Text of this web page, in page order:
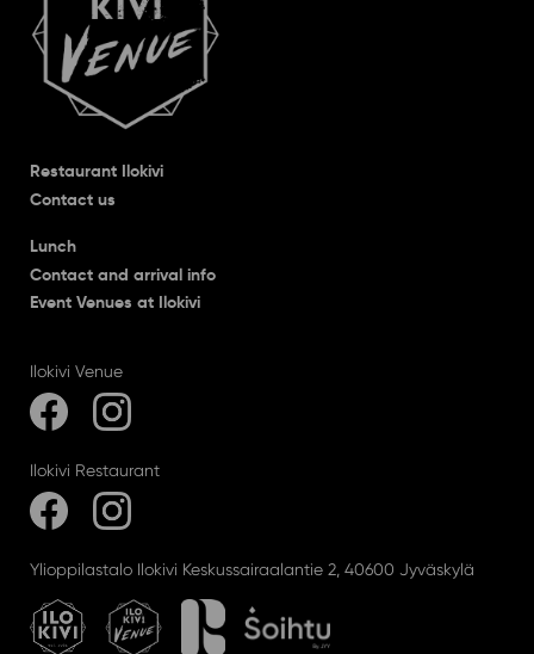
Restaurant Ilokivi
Contact us
Lunch
Contact and arrival info
Event Venues at Ilokivi
Ilokivi Venue
Ilokivi Restaurant
Ylioppilastalo Ilokivi Keskussairaalantie 2, 40600 Jyväskylä